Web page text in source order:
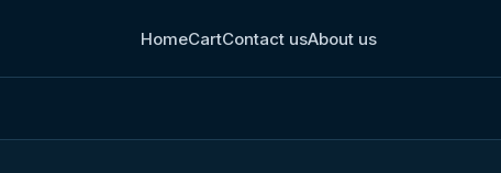
HomeCartContact usAbout us